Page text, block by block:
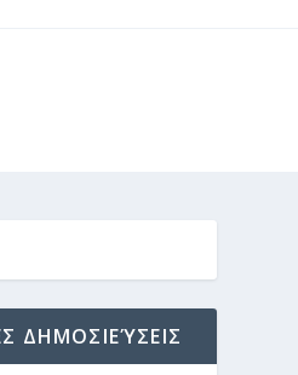
ΔΗΜΟΣΙΕΎΣΕΙΣ